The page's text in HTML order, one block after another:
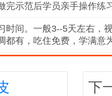
完示范后学员亲手操作练
时间。一般3--5天左右，
都有，吃住免费，学满意
下